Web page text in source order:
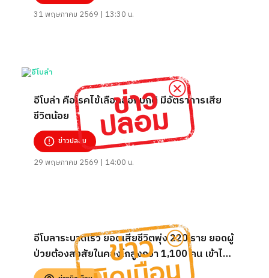
31 พฤษภาคม 2569 | 13:30 น.
อีโบล่า คือโรคไข้เลือดออกปกติ มีอัตราการเสีย
ชีวิตน้อย
ข่าวปลอม
29 พฤษภาคม 2569 | 14:00 น.
อีโบลาระบาดเร็ว ยอดเสียชีวิตพุ่ง 220 ราย ยอดผู้
ป่วยต้องสงสัยในคองโกสูงกว่า 1,100 คน เข้าไทย
มาแล้ว 100 คน